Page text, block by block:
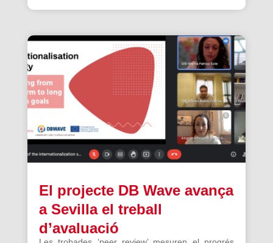
El projecte DB Wave avança
a Sevilla el treball
d’avaluació